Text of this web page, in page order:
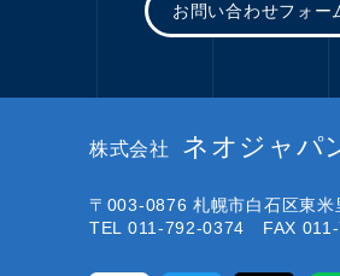
お問い合わせフォー
株式会社 ネオジャパ
〒003-0876 札幌市白石区東
TEL 011-792-0374 FAX